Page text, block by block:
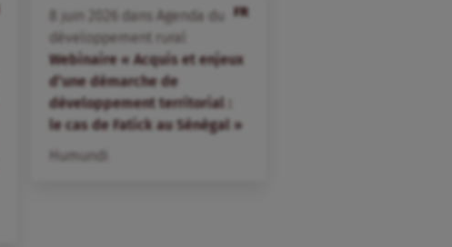
FR
juin dans
Agenda du
développement rural
Webinaire « Acquis et enjeux
d’une démarche de
développement territorial :
le cas de Fatick au Sénégal »
Humundi